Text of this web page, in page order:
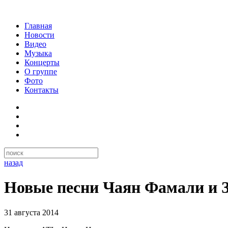
Главная
Новости
Видео
Музыка
Концерты
О группе
Фото
Контакты
назад
Новые песни Чаян Фамали и
31 августа 2014